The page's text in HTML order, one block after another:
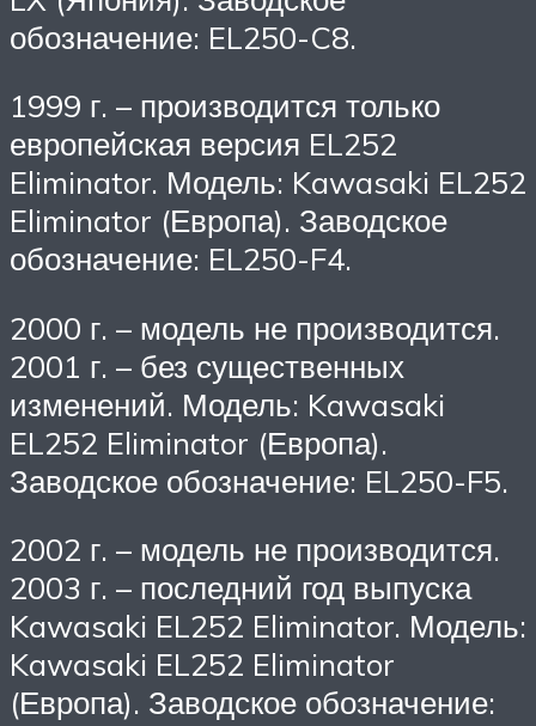
обозначение: EL250-C8.
1999 г. – производится только
европейская версия EL252
Eliminator. Модель: Kawasaki EL252
Eliminator (Европа). Заводское
обозначение: EL250-F4.
2000 г. – модель не производится.
2001 г. – без существенных
изменений. Модель: Kawasaki
EL252 Eliminator (Европа).
Заводское обозначение: EL250-F5.
2002 г. – модель не производится.
2003 г. – последний год выпуска
Kawasaki EL252 Eliminator. Модель:
Kawasaki EL252 Eliminator
(Европа). Заводское обозначение: